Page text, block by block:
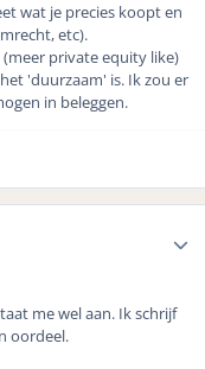
wat je precies koopt en
etc).
private equity like)
'duurzaam' is. Ik zou er
in beleggen.
me wel aan. Ik schrijf
oordeel.